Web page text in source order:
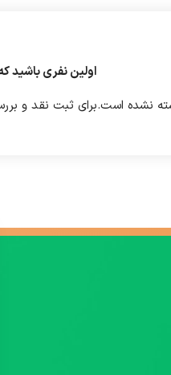
نشده است.
اولین نفری باشید
برای ثبت نقد و